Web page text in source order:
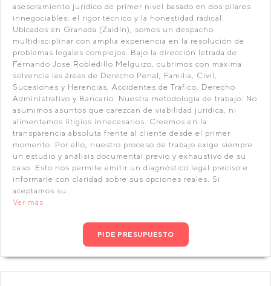
asesoramiento jurídico de primer nivel basado en dos pilares
innegociables: el rigor técnico y la honestidad radical.
Ubicados en Granada (Zaidín), somos un despacho
multidisciplinar con amplia experiencia en la resolución de
problemas legales complejos. Bajo la dirección letrada de
Fernando José Robledillo Melguizo, cubrimos con máxima
solvencia las áreas de Derecho Penal, Familia, Civil,
Sucesiones y Herencias, Accidentes de Tráfico, Derecho
Administrativo y Bancario. Nuestra metodología de trabajo: No
asumimos asuntos que carezcan de viabilidad jurídica, ni
alimentamos litigios innecesarios. Creemos en la
transparencia absoluta frente al cliente desde el primer
momento. Por ello, nuestro proceso de trabajo exige siempre
un estudio y análisis documental previo y exhaustivo de su
caso. Esto nos permite emitir un diagnóstico legal preciso e
informarle con claridad sobre sus opciones reales. Si
aceptamos su...
Ver más
PIDE PRESUPUESTO